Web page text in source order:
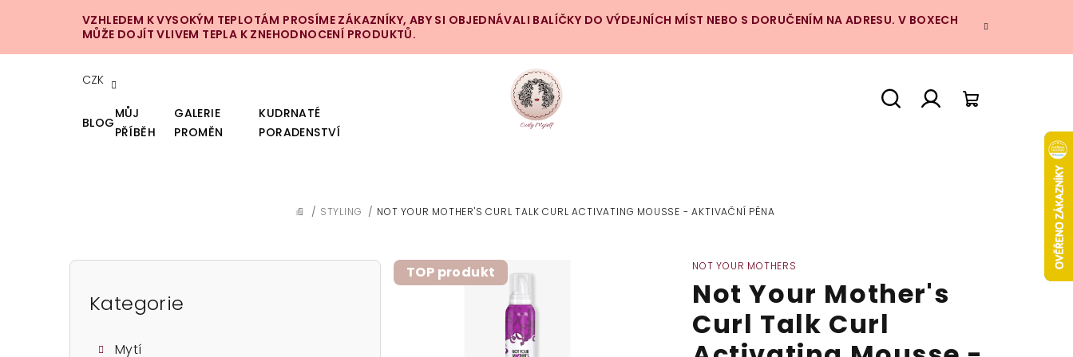
VZHLEDEM K VYSOKÝM TEPLOTÁM PROSÍME ZÁKAZNÍKY, ABY SI OBJEDNÁVALI BALÍČKY DO VÝDEJNÍCH MÍST NEBO S DORUČENÍM NA ADRESU. V BOXECH
MŮŽE DOJÍT VLIVEM TEPLA K ZNEHODNOCENÍ PRODUKTŮ.
CZK
BLOG
MŮJ
PŘÍBĚH
GALERIE
PROMĚN
KUDRNATÉ
PORADENSTVÍ
DOMŮ
/ STYLING / NOT YOUR MOTHER'S CURL TALK CURL ACTIVATING MOUSSE - AKTIVAČNÍ PĚNA
P
Přeskočit
kategorie
Kategorie
Mytí
NOT YOUR MOTHERS
Not Your Mother's
Curl Talk Curl
TOP produkt